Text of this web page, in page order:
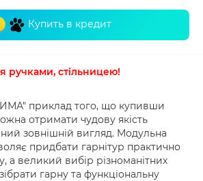
Купить в кредит
ручками, стільницею!
приклад того, що купивши
отримати чудову якість
зовнішній вигляд. Модульна
придбати гарнітур практично
а великий вибір різноманітних
гарну та функціональну